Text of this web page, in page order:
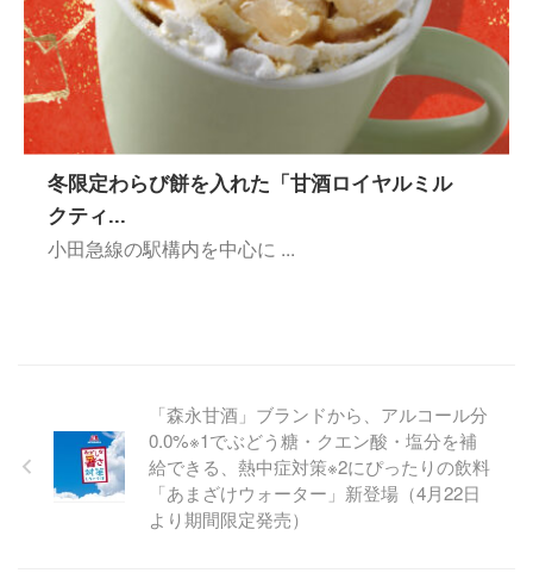
冬限定わらび餅を入れた「甘酒ロイヤルミル
クティ...
小田急線の駅構内を中心に ...
「森永甘酒」ブランドから、アルコール分
0.0%※1でぶどう糖・クエン酸・塩分を補
給できる、熱中症対策※2にぴったりの飲料
「あまざけウォーター」新登場（4月22日
より期間限定発売）